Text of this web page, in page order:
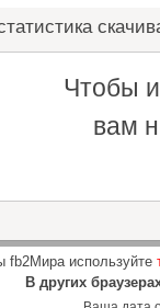
Чтобы
вам
fb2Мира используйте
В других